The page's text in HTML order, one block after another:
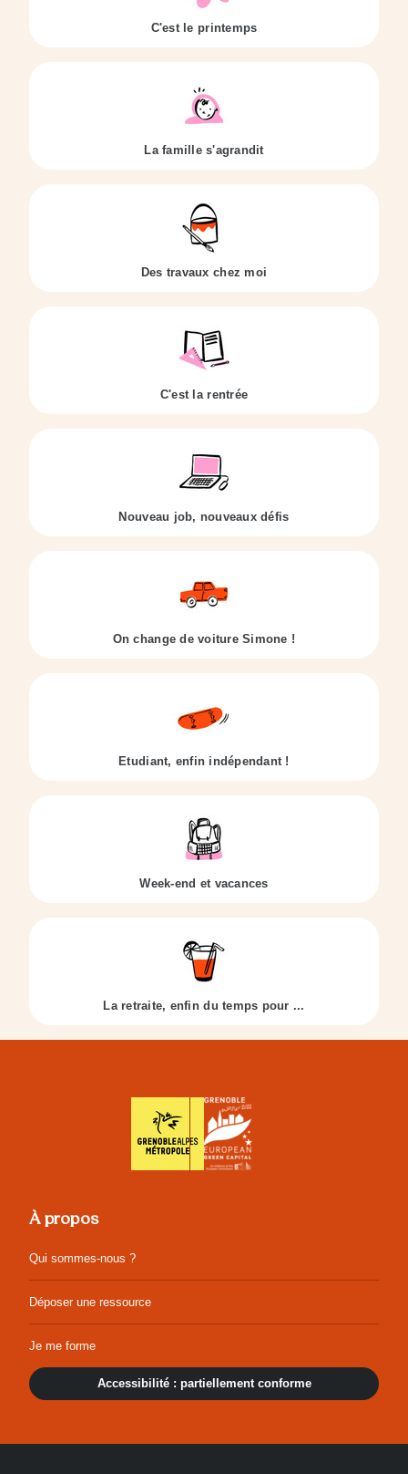
C'est le printemps
La famille s'agrandit
Des travaux chez moi
C'est la rentrée
Nouveau job, nouveaux défis
On change de voiture Simone !
Etudiant, enfin indépendant !
Week-end et vacances
La retraite, enfin du temps pour ...
À propos
Qui sommes-nous ?
Déposer une ressource
Je me forme
Accessibilité : partiellement conforme